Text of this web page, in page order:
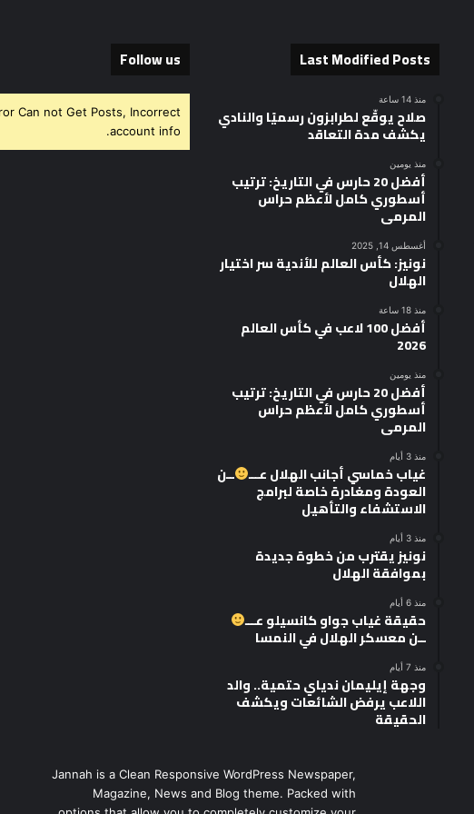
Last Modified Posts
منذ 14 ساعة
صلاح يوقّع لطرابزون رسميًا والنادي
يكشف مدة التعاقد
منذ يومين
أفضل 20 حارس في التاريخ: ترتيب
أسطوري كامل لأعظم حراس
المرمى
أغسطس 14, 2025
نونيز: كأس العالم للأندية سر اختيار
الهلال
منذ 18 ساعة
أفضل 100 لاعب في كأس العالم
2026
منذ يومين
أفضل 20 حارس في التاريخ: ترتيب
أسطوري كامل لأعظم حراس
المرمى
منذ 3 أيام
غياب خماسي أجانب الهلال عـــ ــن
العودة ومغادرة خاصة لبرامج
الاستشفاء والتأهيل
منذ 3 أيام
نونيز يقترب من خطوة جديدة
بموافقة الهلال
منذ 6 أيام
حقيقة غياب جواو كانسيلو عـــ
ــن معسكر الهلال في النمسا
منذ 7 أيام
وجهة إيليمان ندياي حتمية.. والد
اللاعب يرفض الشائعات ويكشف
الحقيقة
Follow us
Can not Get Posts, Incorrect
account info.
Jannah is a Clean Responsive WordPress Newspaper,
Magazine, News and Blog theme. Packed with